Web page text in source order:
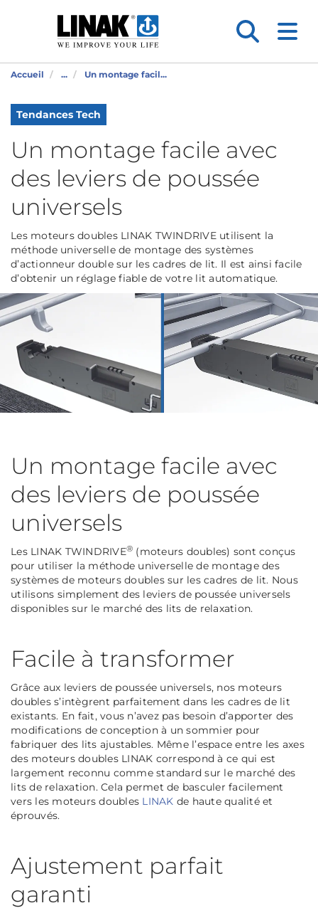
Accueil ... Un montage facil...
Tendances Tech
Un montage facile avec
des leviers de poussée
universels
Les moteurs doubles LINAK TWINDRIVE utilisent la
méthode universelle de montage des systèmes
d’actionneur double sur les cadres de lit. Il est ainsi facile
d’obtenir un réglage fiable de votre lit automatique.
Un montage facile avec
des leviers de poussée
universels
Les LINAK TWINDRIVE® (moteurs doubles) sont conçus
pour utiliser la méthode universelle de montage des
systèmes de moteurs doubles sur les cadres de lit. Nous
utilisons simplement des leviers de poussée universels
disponibles sur le marché des lits de relaxation.
Facile à transformer
Grâce aux leviers de poussée universels, nos moteurs
doubles s’intègrent parfaitement dans les cadres de lit
existants. En fait, vous n’avez pas besoin d’apporter des
modifications de conception à un sommier pour
fabriquer des lits ajustables. Même l’espace entre les axes
des moteurs doubles LINAK correspond à ce qui est
largement reconnu comme standard sur le marché des
lits de relaxation. Cela permet de basculer facilement
vers les moteurs doubles LINAK de haute qualité et
éprouvés.
Ajustement parfait
garanti